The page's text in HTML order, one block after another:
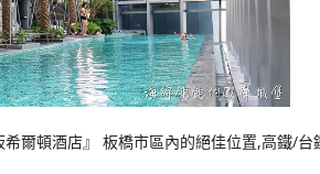
爾頓酒店』 板橋市區內的絕佳位置,高鐵/